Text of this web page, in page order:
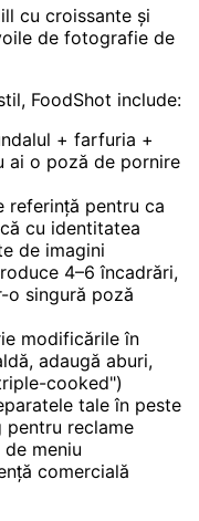
cu croissante și
de fotografie de
FoodShot include:
+ farfuria +
ai o poză de pornire
pentru ca
cu identitatea
de imagini
4–6 încadrări,
o singură poză
modificările în
adaugă aburi,
cooked")
tale în peste
pentru reclame
meniu
comercială